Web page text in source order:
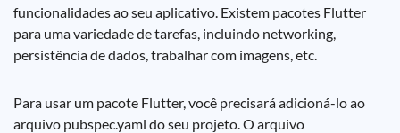
funcionalidades ao seu aplicativo. Existem pacotes Flutter
para uma variedade de tarefas, incluindo networking,
persistência de dados, trabalhar com imagens, etc.
Para usar um pacote Flutter, você precisará adicioná-lo ao
arquivo pubspec.yaml do seu projeto. O arquivo